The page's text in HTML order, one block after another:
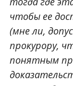
чтобы ее
(мне ли,
прокурору,
понятным